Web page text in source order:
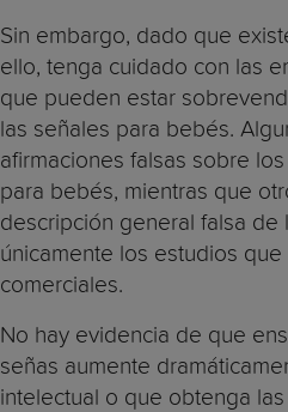
Sin embargo, dado que
ello, tenga cuidado con las
que pueden estar
las señales para bebés.
afirmaciones falsas sobre
para bebés, mientras que
descripción general falsa de
únicamente los estudios
comerciales.
No hay evidencia de que
señas aumente
intelectual o que obtenga